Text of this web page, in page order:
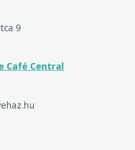
9
Café Central